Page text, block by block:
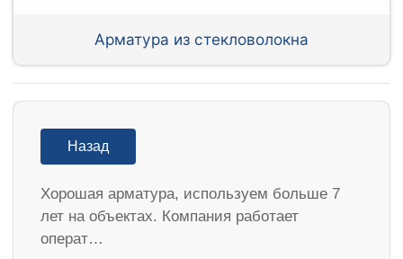
Арматура из стекловолокна
Назад
Хорошая арматура, используем больше 7
лет на объектах. Компания работает
операт…